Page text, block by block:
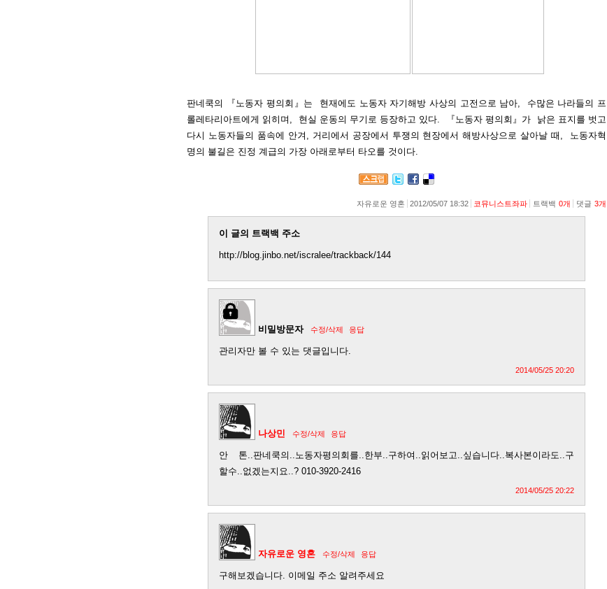
판네쿡의 『노동자 평의회』는 현재에도 노동자 자기해방 사상의 고전으로 남아, 수많은 나라들의 프
롤레타리아트에게 읽히며, 현실 운동의 무기로 등장하고 있다. 『노동자 평의회』가 낡은 표지를 벗고
다시 노동자들의 품속에 안겨, 거리에서 공장에서 투쟁의 현장에서 해방사상으로 살아날 때, 노동자혁
명의 불길은 진정 계급의 가장 아래로부터 타오를 것이다.
자유로운 영혼 2012/05/07 18:32 코뮤니스트좌파 트랙백 0개 댓글 3개
이 글의 트랙백 주소
http://blog.jinbo.net/iscralee/trackback/144
비밀방문자 수정/삭제 응답
관리자만 볼 수 있는 댓글입니다.
2014/05/25 20:20
나상민 수정/삭제 응답
안 톤..판네쿡의..노동자평의회를..한부..구하여..읽어보고..싶습니다..복사본이라도..구
할수..없겠는지요..? 010-3920-2416
2014/05/25 20:22
자유로운 영혼 수정/삭제 응답
구해보겠습니다. 이메일 주소 알려주세요